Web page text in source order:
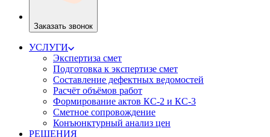
Заказать звонок
УСЛУГИ
Экспертиза смет
Подготовка к экспертизе смет
Составление дефектных ведомостей
Расчёт объёмов работ
Формирование актов КС-2 и КС-3
Сметное сопровождение
Конъюнктурный анализ цен
РЕШЕНИЯ